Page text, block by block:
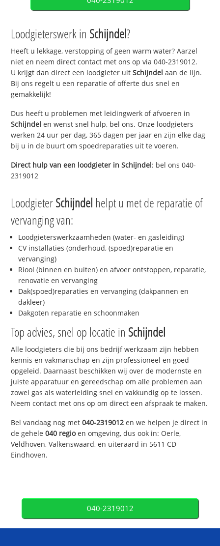
Loodgieterswerk in Schijndel?
Heeft u lekkage, verstopping of geen warm water? Aarzel
niet en neem direct contact met ons op via 040-2319012.
U krijgt dan direct een loodgieter uitSchijndel aan de lijn.
Bij ons regelt u een reparatie of offerte dus snel en
gemakkelijk!
Dus heeft u problemen met leidingwerk of afvoeren in
Schijndel en wenst snel hulp, bel ons. Onze loodgieters
werken 24 uur per dag, 365 dagen per jaar en zijn elke dag
bij u in de buurt om spoedreparaties uit te voeren.
Direct hulp van een loodgieter inSchijndel: bel ons 040-
2319012
LoodgieterSchijndel helpt u met de reparatie of
vervanging van:
Loodgieterswerkzaamheden (water- en gasleiding)
CV installaties (onderhoud, (spoed)reparatie en
vervanging)
Riool (binnen en buiten) en afvoer ontstoppen, reparatie,
renovatie en vervanging
Dak(spoed)reparaties en vervanging (dakpannen en
dakleer)
Dakgoten reparatie en schoonmaken
Top advies, snel op locatie in Schijndel
Alle loodgieters die bij ons bedrijf werkzaam zijn hebben
kennis en vakmanschap en zijn professioneel en goed
opgeleid. Daarnaast beschikken wij over de modernste en
juiste apparatuur en gereedschap om alle problemen aan
zowel gas als waterleiding snel en vakkundig op te lossen.
Neem contact met ons op om direct een afspraak te maken.
Bel vandaag nog met040-2319012 en we helpen je direct in
de gehele040 regioen omgeving, dus ook in: Oerle,
Veldhoven, Valkenswaard, en uiteraard in 5611 CD
Eindhoven.
040-2319012